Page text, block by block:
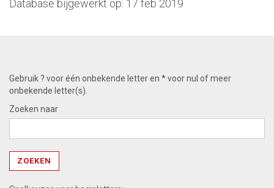
Database bijgewerkt op: 17 feb 2019
Gebruik ? voor één onbekende letter en * voor nul of meer
onbekende letter(s).
Zoeken naar